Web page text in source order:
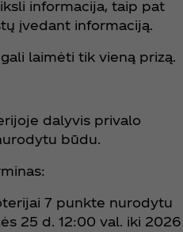
informacija, taip pat
įvedant informaciją.
laimėti tik vieną prizą.
dalyvis privalo
būdu.
7 punkte nurodytu
25 d. 12:00 val. iki 2026